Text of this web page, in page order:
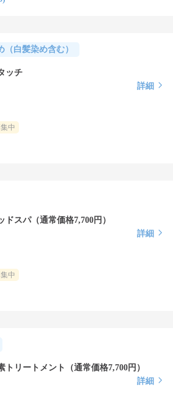
（白髪染め含む）
ッチ
詳細
中
ドスパ（通常価格7,700円）
詳細
中
トリートメント（通常価格7,700円）
詳細